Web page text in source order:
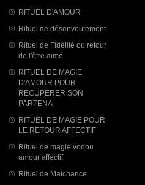
RITUEL D'AMOUR
Rituel de désenvoutement
Rituel de Fidélité ou retour
de l'être aimé
RITUEL DE MAGIE
D'AMOUR POUR
RECUPERER SON
PARTENA
RITUEL DE MAGIE POUR
LE RETOUR AFFECTIF
Rituel de magie vodou
amour affectif
Rituel de Malchance